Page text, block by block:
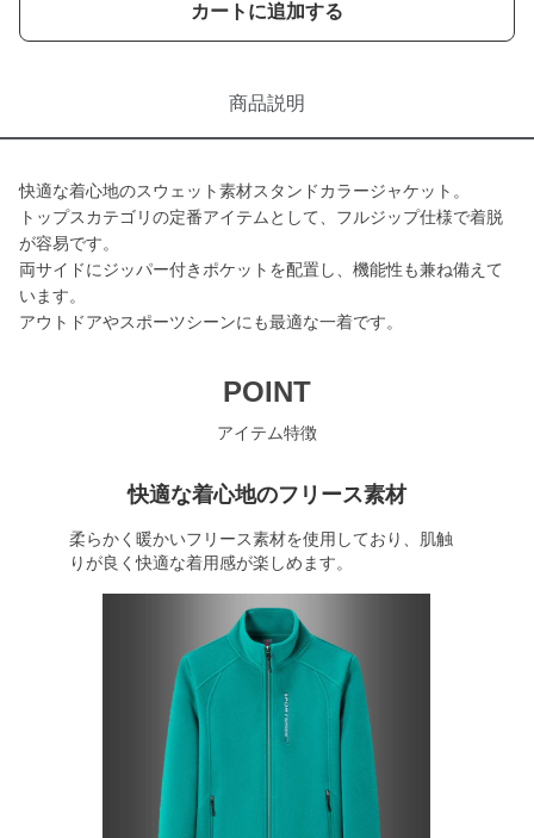
カートに追加する
商品説明
快適な着心地のスウェット素材スタンドカラージャケット。
トップスカテゴリの定番アイテムとして、フルジップ仕様で着脱
が容易です。
両サイドにジッパー付きポケットを配置し、機能性も兼ね備えて
います。
アウトドアやスポーツシーンにも最適な一着です。
POINT
アイテム特徴
快適な着心地のフリース素材
柔らかく暖かいフリース素材を使用しており、肌触
りが良く快適な着用感が楽しめます。